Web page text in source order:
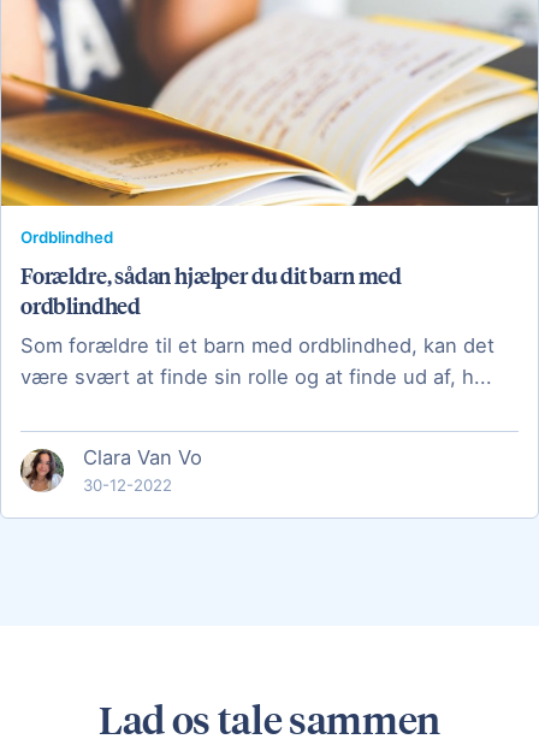
Ordblindhed
Forældre, sådan hjælper du dit barn med
ordblindhed
Som forældre til et barn med ordblindhed, kan det
være svært at finde sin rolle og at finde ud af, h...
Clara Van Vo
30-12-2022
Lad os tale sammen